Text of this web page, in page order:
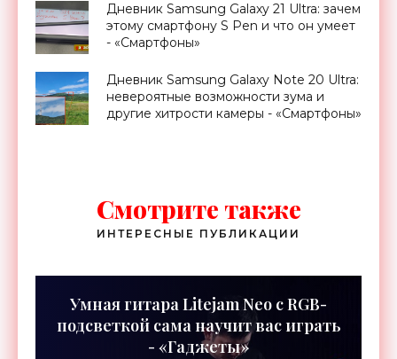
Дневник Samsung Galaxy 21 Ultra: зачем
этому смартфону S Pen и что он умеет
- «Смартфоны»
Дневник Samsung Galaxy Note 20 Ultra:
невероятные возможности зума и
другие хитрости камеры - «Смартфоны»
Смотрите также
ИНТЕРЕСНЫЕ ПУБЛИКАЦИИ
Умная гитара Litejam Neo с RGB-
подсветкой сама научит вас играть
- «Гаджеты»